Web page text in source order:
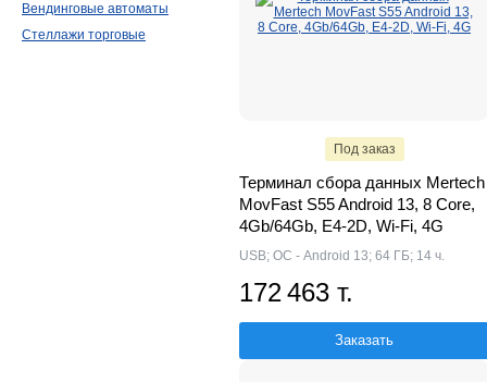
Под заказ
Терминал сбора данных Mertech
MovFast S55 Android 13, 8 Core,
4Gb/64Gb, E4-2D, Wi-Fi, 4G
USB; ОС - Android 13; 64 ГБ; 14 ч.
172 463 т.
Заказать
Вендинговые автоматы
Стеллажи торговые